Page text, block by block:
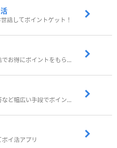
話してポイントゲット！
歩いてポイ活！日常生活でお得にポイントをもらおう
歩いたりアンケート回答など幅広い手段でポイントをゲット
イ活アプリ